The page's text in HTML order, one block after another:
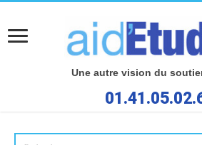
Une autre vision du